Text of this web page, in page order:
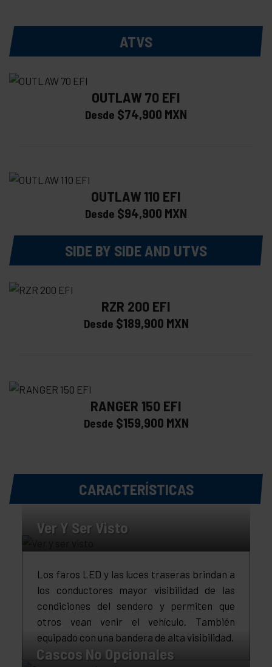
ATVS
OUTLAW 70 EFI
Desde $74,900 MXN
OUTLAW 110 EFI
Desde $94,900 MXN
SIDE BY SIDE AND UTVS
RZR 200 EFI
Desde $189,900 MXN
RANGER 150 EFI
Desde $159,900 MXN
CARACTERÍSTICAS
Ver Y Ser Visto
Los faros LED y las luces traseras brindan a
los conductores mayor visibilidad de las
condiciones del sendero y permiten que
otros vean venir el vehículo. También
equipado con una bandera de alta visibilidad.
Cascos No Opcionales